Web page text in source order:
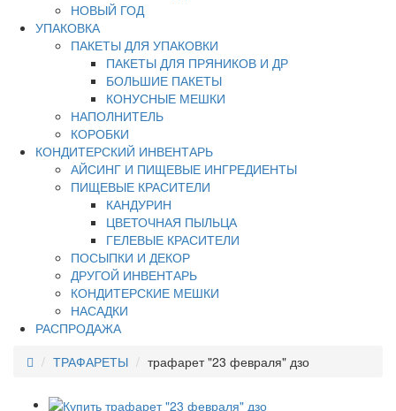
НОВЫЙ ГОД
УПАКОВКА
ПАКЕТЫ ДЛЯ УПАКОВКИ
ПАКЕТЫ ДЛЯ ПРЯНИКОВ И ДР
БОЛЬШИЕ ПАКЕТЫ
КОНУСНЫЕ МЕШКИ
НАПОЛНИТЕЛЬ
КОРОБКИ
КОНДИТЕРСКИЙ ИНВЕНТАРЬ
АЙСИНГ И ПИЩЕВЫЕ ИНГРЕДИЕНТЫ
ПИЩЕВЫЕ КРАСИТЕЛИ
КАНДУРИН
ЦВЕТОЧНАЯ ПЫЛЬЦА
ГЕЛЕВЫЕ КРАСИТЕЛИ
ПОСЫПКИ И ДЕКОР
ДРУГОЙ ИНВЕНТАРЬ
КОНДИТЕРСКИЕ МЕШКИ
НАСАДКИ
РАСПРОДАЖА
ТРАФАРЕТЫ
трафарет "23 февраля" дзо